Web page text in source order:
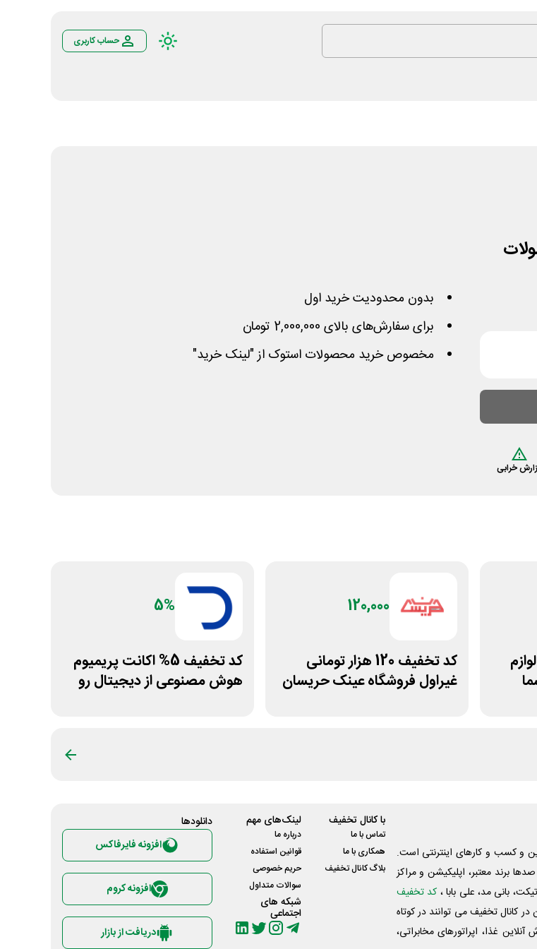
حساب کاربری
خرابی
بدون محدودیت خرید اول
برای سفارش‌های بالای 2,000,000 تومان
مخصوص خرید محصولات استوک از "لینک خرید"
120,000
کد تخفیف 120 هزار تومانی
غیراول فروشگاه عینک حریسان
5%
کد تخفیف 5% اکانت پریمیوم
هوش مصنوعی از دیجیتال رو
و کسب و‌ کارهای اینترنتی است.
برند معتبر، اپلیکیشن و مراکز
بانی مد، علی‌ بابا ، کد تخفیف
کانال تخفیف می توانند در کوتاه
غذا، اپراتورهای مخابراتی،
با کانال تخفیف
تماس با ما
همکاری با ما
بلاگ کانال تخفیف
لینک‌های مهم
درباره ما
قوانین استفاده
حریم خصوصی
سوالات متداول
شبکه های
اجتماعی
دانلود‌ها
افزونه فایرفاکس
افزونه کروم
دریافت از بازار